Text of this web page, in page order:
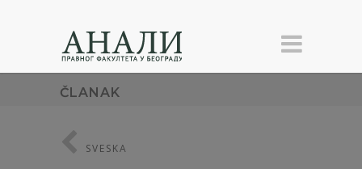
ČLANAK
SVESKA